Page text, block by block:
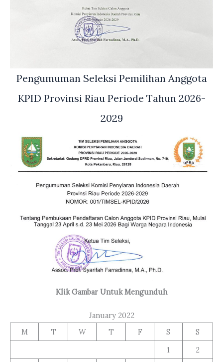
Pengumuman Seleksi Pemilihan Anggota
KPID Provinsi Riau Periode Tahun 2026-
2029
Klik Gambar Untuk Mengunduh
January 2022
M
T W T F S
S
1
2